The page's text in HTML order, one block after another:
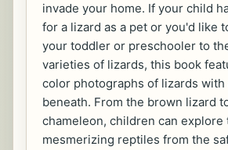
invade your home. If your child
for a lizard as a pet or you'd like
your toddler or preschooler to
varieties of lizards, this book
color photographs of lizards with
beneath. From the brown lizard
chameleon, children can explore
mesmerizing reptiles from the